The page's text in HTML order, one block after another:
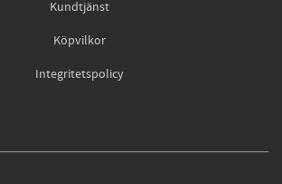
Kundtjänst
Köpvilkor
Integritetspolicy